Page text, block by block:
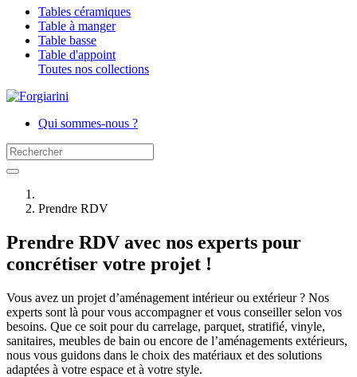
Tables céramiques
Table à manger
Table basse
Table d'appoint
Toutes nos collections
Qui sommes-nous ?
Prendre RDV
Prendre RDV avec nos experts pour
concrétiser votre projet !
Vous avez un projet d’aménagement intérieur ou extérieur ? Nos
experts sont là pour vous accompagner et vous conseiller selon vos
besoins. Que ce soit pour du carrelage, parquet, stratifié, vinyle,
sanitaires, meubles de bain ou encore de l’aménagements extérieurs,
nous vous guidons dans le choix des matériaux et des solutions
adaptées à votre espace et à votre style.